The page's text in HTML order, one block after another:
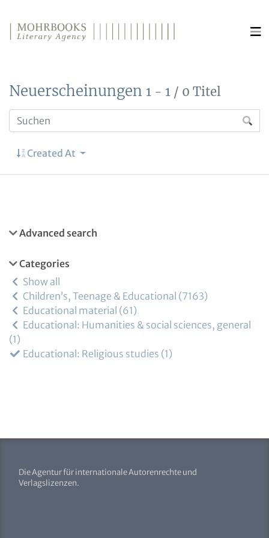
Neuerscheinungen 1 - 1 / 0 Titel
Created At
Advanced search
Categories
Show all
Children’s, Teenage & Educational
7163
Educational material
61
Educational: Humanities & social sciences, general
1
Educational: Religious studies 1
Die Agentur für internationale Autorenrechte und
Verlagslizenzen.